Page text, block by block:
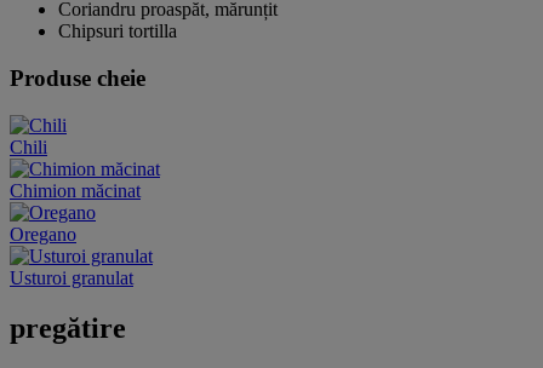
Coriandru proaspăt, mărunțit
Chipsuri tortilla
Produse cheie
Chili
Chimion măcinat
Oregano
Usturoi granulat
pregătire